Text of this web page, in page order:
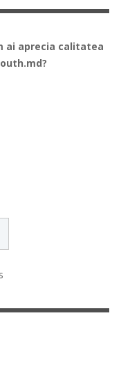
ai aprecia calitatea